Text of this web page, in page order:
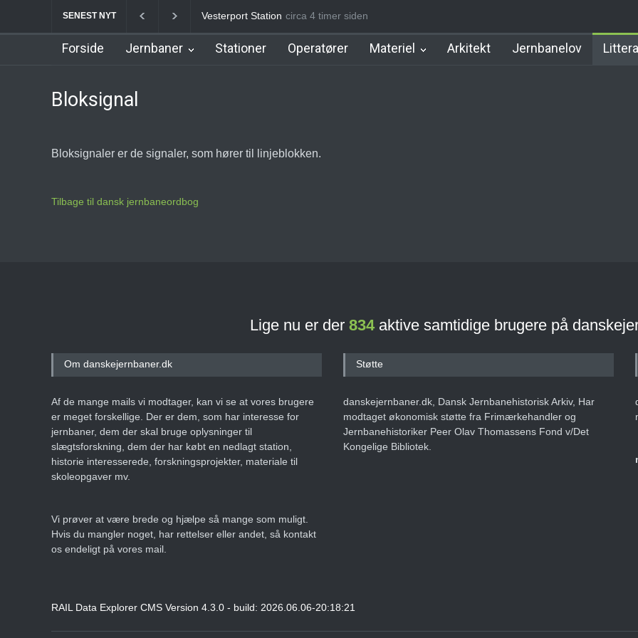
SENEST NYT Vesterport Station Stoholm Station
circa 4 timer siden
Forside Jernbaner Stationer Operatører Materiel Arkitekt Jernbanelov
Bloksignal
Bloksignaler er de signaler, som hører til linjeblokken.
Tilbage til dansk jernbaneordbog
Lige nu er der 834 aktive samtidige brugere på
Om danskejernbaner.dk
Af de mange mails vi modtager, kan vi se at vores brugere
er meget forskellige. Der er dem, som har interesse for
jernbaner, dem der skal bruge oplysninger til
slægtsforskning, dem der har købt en nedlagt station,
historie interesserede, forskningsprojekter, materiale til
skoleopgaver mv.
Vi prøver at være brede og hjælpe så mange som muligt.
Hvis du mangler noget, har rettelser eller andet, så kontakt
os endeligt på vores mail.
Støtte
danskejernbaner.dk, Dansk Jernbanehistorisk Arkiv, Har
modtaget økonomisk støtte fra Frimærkehandler og
Jernbanehistoriker Peer Olav Thomassens Fond v/Det
Kongelige Bibliotek.
RAIL Data Explorer CMS Version 4.3.0 - build: 2026.06.06-20:18:21